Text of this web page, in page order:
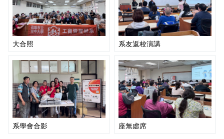
大合照 系友返校演講
系學會合影 座無虛席